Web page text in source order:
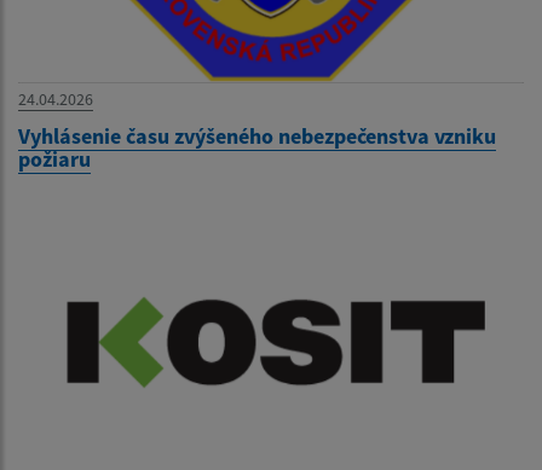
24.04.2026
Vyhlásenie času zvýšeného nebezpečenstva vzniku
požiaru